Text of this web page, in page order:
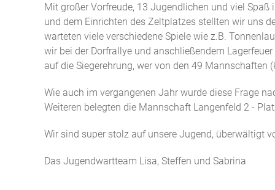
Mit großer Vorfreude, 13 Jugendlichen und viel
und dem Einrichten des Zeltplatzes stellten wir uns
warteten viele verschiedene Spiele wie z.B.
wir bei der Dorfrallye und anschließendem
auf die Siegerehrung, wer von den 49
Wie auch im vergangenen Jahr wurde diese Frage
Weiteren belegten die Mannschaft Langenfeld 2 -
Wir sind super stolz auf unsere Jugend, überwältigt
Das Jugendwartteam Lisa, Steffen und Sabrina